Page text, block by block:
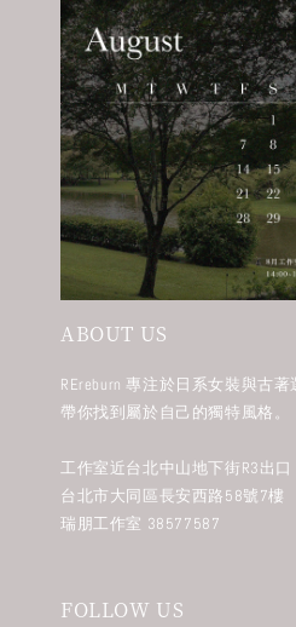
ABOUT US
REreburn 專注於日系女裝與古
帶你找到屬於自己的獨特風格。
工作室近台北中山地下街R3出口
台北市大同區長安西路58號7樓
瑞朋工作室 38577587
FOLLOW US